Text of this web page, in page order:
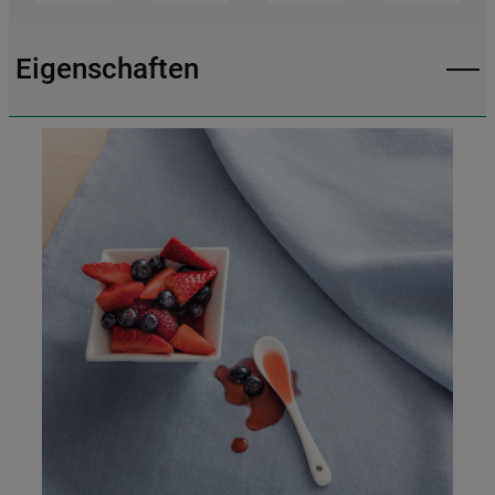
Eigenschaften